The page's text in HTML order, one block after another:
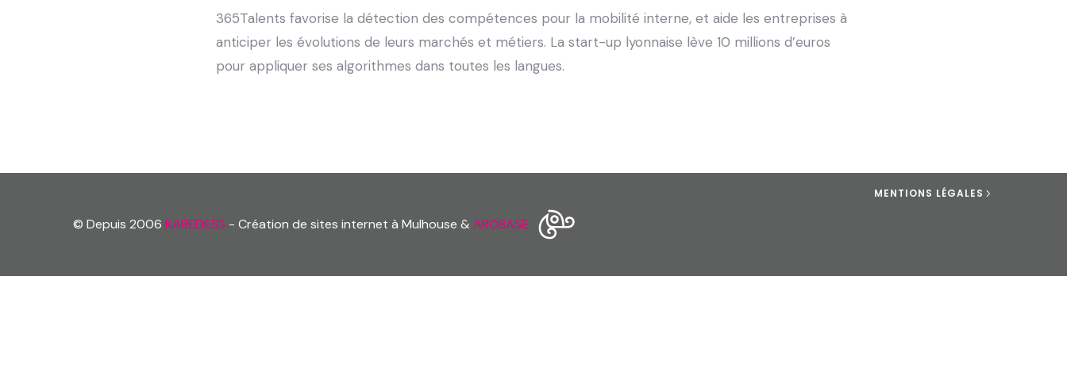
365Talents favorise la détection des compétences pour la mobilité interne, et aide les entreprises à
anticiper les évolutions de leurs marchés et métiers. La start-up lyonnaise lève 10 millions d’euros
pour appliquer ses algorithmes dans toutes les langues.
© Depuis 2006 KAREDESS - Création de sites internet à Mulhouse & AROBASE
MENTIONS LÉGALES